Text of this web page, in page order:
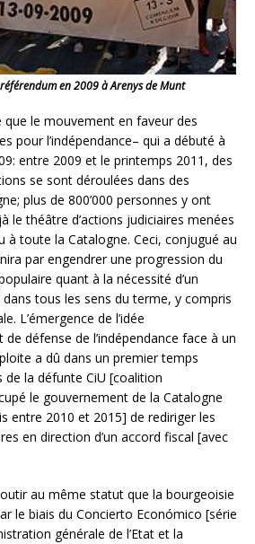
en 2009 àArenys de Munt
que le mouvement en faveur des
pour l’indépendance– qui a débuté à
entre 2009 et le printemps 2011, des
se sont déroulées dans des
plus de 800’000 personnes y ont
le théâtre d’actions judiciaires menées
à toute la Catalogne. Ceci, conjugué au
par engendrer une progression du
quant à la nécessité d’un
tous les sens du terme, y compris
L’émergence de l’idée
défense de l’indépendance face à un
a dû dans un premier temps
la défunte CiU [coalition
le gouvernement de la Catalogne
entre 2010 et 2015] de rediriger les
en direction d’un accord fiscal [avec
au même statut que la bourgeoisie
le biais du Concierto Económico [série
générale de l’Etat et la